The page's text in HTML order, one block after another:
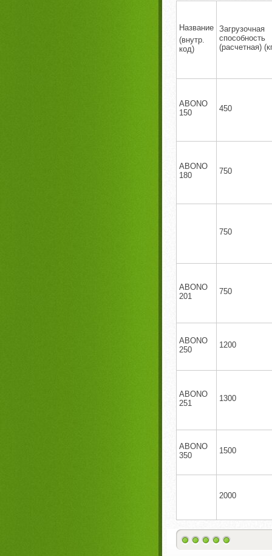
Название
(внутр.
код)
Загрузочная
способность
(расчетная)
ABONO
150
450
ABONO
180
750
750
ABONO
201
750
ABONO
250
1200
ABONO
251
1300
ABONO
350
1500
2000